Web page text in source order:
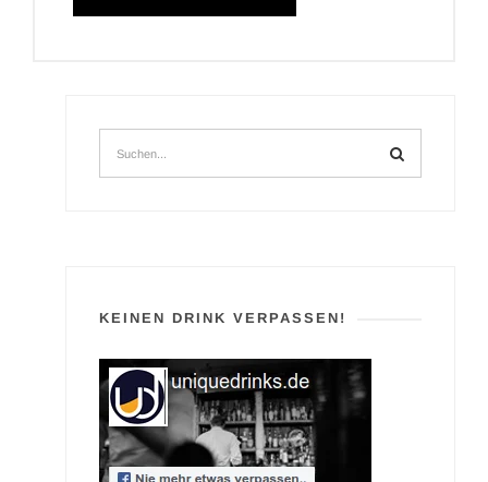
KEINEN DRINK VERPASSEN!